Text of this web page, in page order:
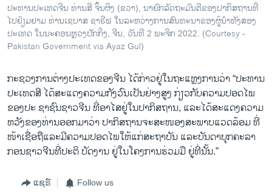
ປະທານປະເທດຈີນ ທ່ານສີ ຈິ້ນຜິງ (ຂວາ), ນາຍົກລັດຖະມົນຕີຂອງປາກິສຖານທີ່
ໄປຢ້ຽມຢາມ ທ່ານເຊບາສ ຊາຣີຟ ໃນລະ​ຫວ່າງການສົນທະນາຂອງຜູ້ນໍາທັງສອງ
ປະເທດ ໃນນະຄອນຫຼວງປັກກິ່ງ, ຈີນ, ວັນທີ 2 ພະຈິກ 2022. (Courtesy -
Pakistan Government via Ayaz Gul)
ກະຊວງການຕ່າງປະເທດຂອງຈີນ ໄດ້ກ່າວຢູ່ໃນຖະແຫຼງການວ່າ “ປະທານ​
ປະ​ເທດສີ ໄດ້ສະແດງຄວາມກັງວົນເປັນຢ່າງສູງ ກ່ຽວກັບຄວາມປອດໄພ
ຂອງປະ ຊາຊົນຊາວຈີນ ທີ່ອາໄສຢູ່ໃນປາກິສຖານ, ແລະໄດ້ສະແດງຄວາມ
ຫວັງຂອງທ່ານອອກມາວ່າ ປາກິສຖານຈະສະ​ໜອງສະພາບແວດລ້ອມ ທີ່
ໜ້າ​ເຊື່ອ​ຖື​ແລະ​ມີ​ຄວາມປອດໄພໃຫ້ແກ່ສະຖາບັນ ແລະບັນດາບຸກຄະລາ
ກອນຊາວຈີນທີ່ປະຕິ ບັດງານ ຢູ່ໃນໂຄງການຮ່ວມມື ຢູ່ທີ່ນັ້ນ.”
ແຊຣ໌ Follow us